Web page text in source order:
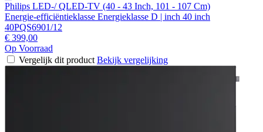
Philips LED-/ QLED-TV (40 - 43 Inch, 101 - 107 Cm)
Energie-efficiëntieklasse Energieklasse D | inch 40 inch
40PQS6901/12
€ 399,00
Op Voorraad
Vergelijk dit product Bekijk vergelijking